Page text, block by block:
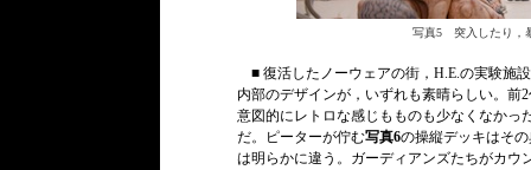
写真5 突入したり，
■ 復活したノーウェアの街，H.E.の実験施
内部のデザインが，いずれも素晴らしい。
意図的にレトロな感じもものも少なくなかっ
だ。ピーターが佇む写真6の操縦デッキはそ
は明らかに違う。ガーディアンズたちがカウ